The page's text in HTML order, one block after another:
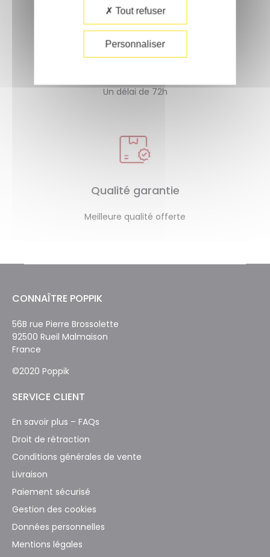
Un délai de 72h
Qualité garantie
Meilleure qualité offerte
CONNAÎTRE POPPIK
56B rue Pierre Brossolette
92500 Rueil Malmaison
France
©2020 Poppik
SERVICE CLIENT
En savoir plus – FAQs
Droit de rétraction
Conditions générales de vente
Livraison
Paiement sécurisé
Gestion des cookies
Données personnelles
Mentions légales
Tout refuser
Personnaliser